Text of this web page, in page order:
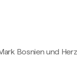
Bosnien und